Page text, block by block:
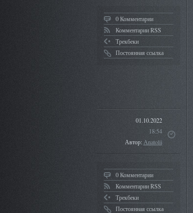
0 Комментарии
Комментарии RSS
Трекбеки
Постоянная ссылка
01.10.2022
18:54
Автор:Anatolii
0 Комментарии
Комментарии RSS
Трекбеки
Постоянная ссылка